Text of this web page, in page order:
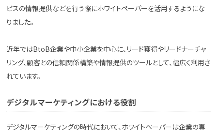
ビスの情報提供などを行う際にホワイトペーパーを活用するようにな
りました。
近年ではBtoB企業や中小企業を中心に、リード獲得やリードナーチャ
リング、顧客との信頼関係構築や情報提供のツールとして、幅広く利用さ
れています。
デジタルマーケティングにおける役割
デジタルマーケティングの時代において、ホワイトペーパーは企業の専